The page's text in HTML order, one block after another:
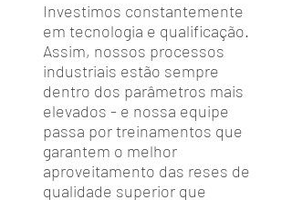
Investimos constantemente
em tecnologia e qualificação.
Assim, nossos processos
industriais estão sempre
dentro dos parâmetros mais
elevados - e nossa equipe
passa por treinamentos que
garantem o melhor
aproveitamento das reses de
qualidade superior que